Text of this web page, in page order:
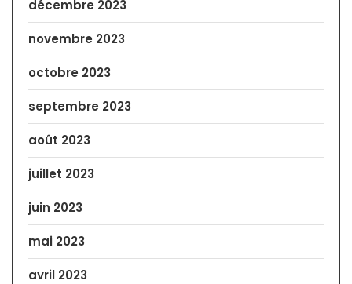
décembre 2023
novembre 2023
octobre 2023
septembre 2023
août 2023
juillet 2023
juin 2023
mai 2023
avril 2023